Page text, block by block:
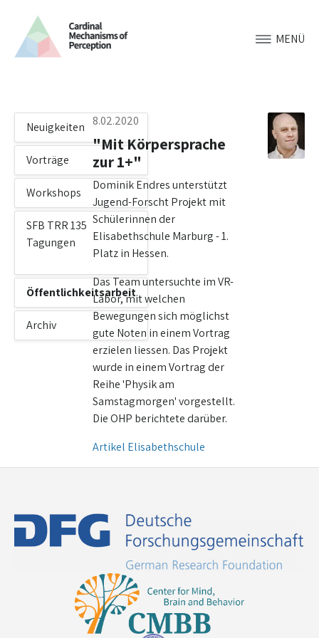
MENÜ
Neuigkeiten
Vorträge
Workshops
SFB TRR 135
Tagungen
Öffentlichkeitsarbeit
Archiv
8.02.2020
"Mit Körpersprache
zur 1+"
Dominik Endres unterstützt
Jugend-Forscht Projekt mit
Schülerinnen der
Elisabethschule Marburg - 1.
Platz in Hessen.
Das Team untersuchte im VR-
Labor, mit welchen
Bewegungen sich möglichst
gute Noten in einem Vortrag
erzielen liessen. Das Projekt
wurde in einem Vortrag der
Reihe 'Physik am
Samstagmorgen' vorgestellt.
Die OHP berichtete darüber.
Artikel Elisabethschule